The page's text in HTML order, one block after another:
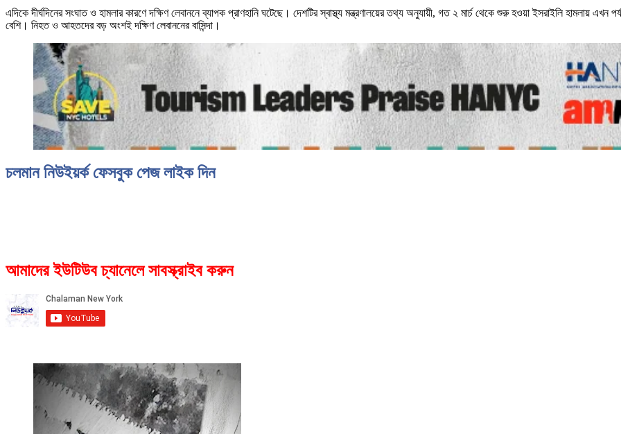
এদিকে দীর্ঘদিনের সংঘাত ও হামলার কারণে দক্ষিণ লেবাননে ব্যাপক প্রাণহানি ঘটেছে। দেশটির স্বাস্থ্য মন্ত্রণালয়ের তথ্য অনুযায়ী, গত ২ মার্চ থেকে শুরু হওয়া ইসরাইলি
বেশি। নিহত ও আহতদের বড় অংশই দক্ষিণ লেবাননের বাসিন্দা।
চলমান নিউইয়র্ক ফেসবুক পেজ লাইক দিন
আমাদের ইউটিউব চ্যানেলে সাবস্ক্রাইব করুন